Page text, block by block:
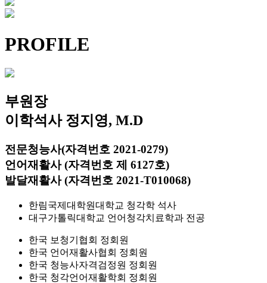
PROFILE
부원장
이학석사 정지영, M.D
전문청능사(자격번호 2021-0279)
언어재활사 (자격번호 제 6127호)
발달재활사 (자격번호 2021-T010068)
한림국제대학원대학교 청각학 석사
대구가톨릭대학교 언어청각치료학과 전공
한국 보청기협회 정회원
한국 언어재활사협회 정회원
한국 청능사자격검정원 정회원
한국 청각언어재활학회 정회원